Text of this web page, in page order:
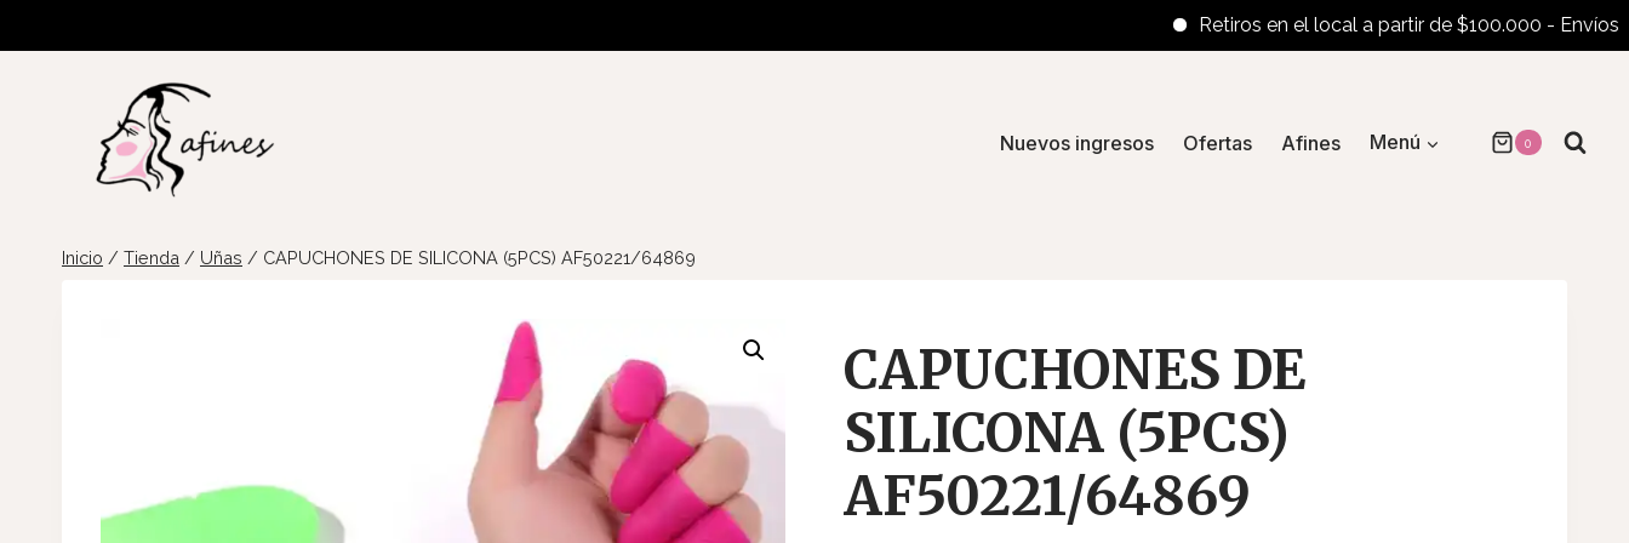
Retiros en el local a partir de $100.000 - Envíos al
Nuevos ingresos Ofertas Afines Menú 0
Inicio / Tienda / Uñas / CAPUCHONES DE SILICONA (5PCS) AF50221/64869
CAPUCHONES DE
SILICONA (5PCS)
AF50221/64869